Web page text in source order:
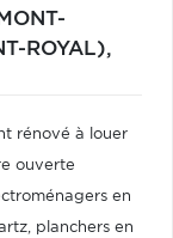
ROYAL),
rénové à louer
ouverte
en
planchers en